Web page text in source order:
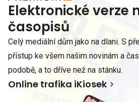
Elektronické verze
časopisů
Celý mediální dům jako na dlani. S
přístup ke všem našim novinám a
podobě, a to dříve než na stánku.
Online trafika iKiosek